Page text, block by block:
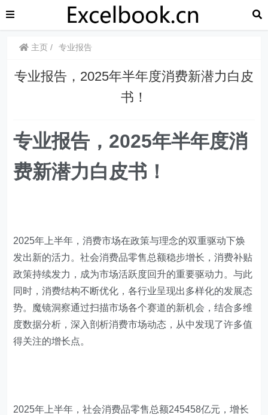
主页 专业报告
专业报告，2025年半年度消费新潜力白皮
书！
专业报告，2025年半年度消
费新潜力白皮书！
2025年上半年，消费市场在政策与理念的双重驱动下焕
发出新的活力。社会消费品零售总额稳步增长，消费补贴
政策持续发力，成为市场活跃度回升的重要驱动力。与此
同时，消费结构不断优化，各行业呈现出多样化的发展态
势。魔镜洞察通过扫描市场各个赛道的新机会，结合多维
度数据分析，深入剖析消费市场动态，从中发现了许多值
得关注的增长点。
2025年上半年，社会消费品零售总额245458亿元，增长